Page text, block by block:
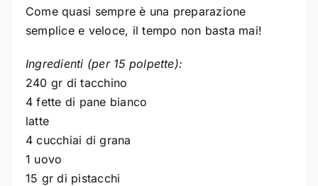
Come quasi sempre è una preparazione
semplice e veloce, il tempo non basta mai!
Ingredienti (per 15 polpette):
240 gr di tacchino
4 fette di pane bianco
latte
4 cucchiai di grana
1 uovo
15 gr di pistacchi